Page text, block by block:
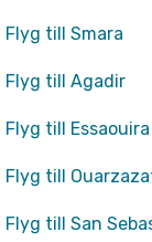
Flyg till Smara
Flyg till Agadir
Flyg till Essaouira
Flyg till
Flyg till San